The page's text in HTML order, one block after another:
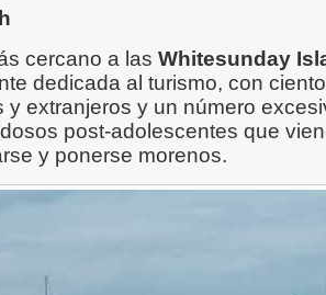
cercano a las Whitesunday
dedicada al turismo, con
y extranjeros y un número
post-adolescentes que
y ponerse morenos.